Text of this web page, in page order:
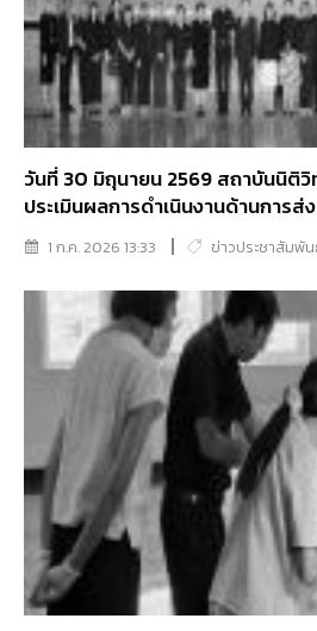
วันที่ 30 มิถุนายน 2569 สถาบันนิติ
ประเมินผลการดำเนินงานด้านการ
จริยธรรมในองค์กร ประจำปีงบประ
1 ก.ค. 2026 13:33 ข่าวประชาสัมพัน